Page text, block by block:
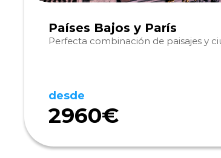
Países Bajos y París
Perfecta combinación de paisajes y
desde
2960€